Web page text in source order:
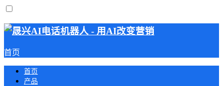
首页
首页
产品